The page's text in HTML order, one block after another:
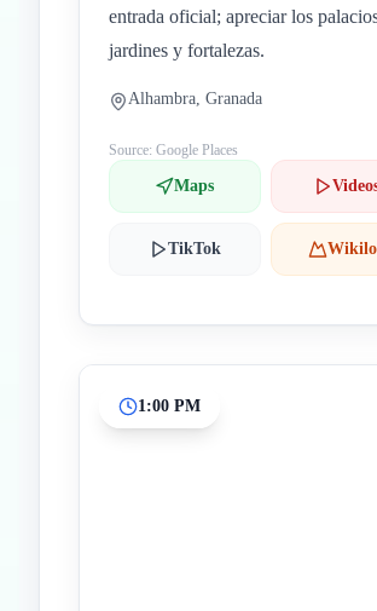
entrada oficial; apreciar los
jardines y fortalezas.
Alhambra, Granada
Source: Google Places
Maps
TikTok
1:00 PM